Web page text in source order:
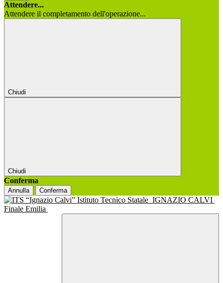
Attendere...
Attendere il completamento dell'operazione...
Chiudi
Chiudi
Conferma
Annulla Conferma
Istituto Tecnico Statale IGNAZIO CALVI
Finale Emilia